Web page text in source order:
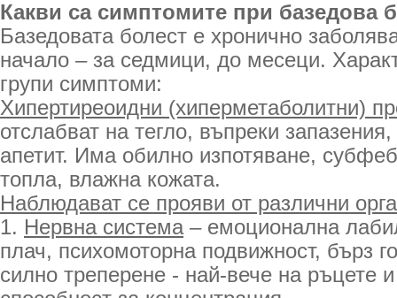
Какви са симптомите при базедова
Базедовата болест е хронично
начало – за седмици, до месеци.
групи симптоми:
Хипертиреоидни (хиперметаболитни)
отслабват на тегло, въпреки
апетит. Има обилно изпотяване,
топла, влажна кожата.
Наблюдават се прояви от различни
1. Нервна система– емоционална
плач, психомоторна подвижност, бърз
силно треперене - най-вече на ръцете